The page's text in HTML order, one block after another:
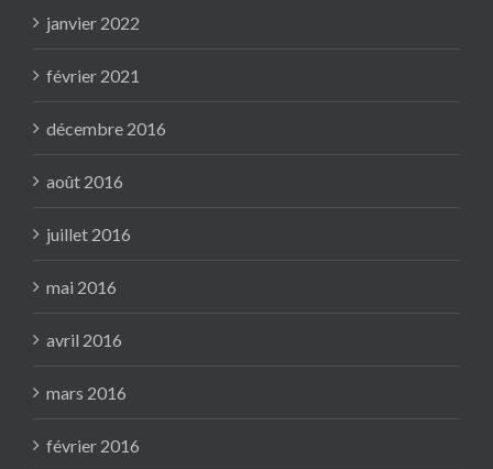
janvier 2022
février 2021
décembre 2016
août 2016
juillet 2016
mai 2016
avril 2016
mars 2016
février 2016